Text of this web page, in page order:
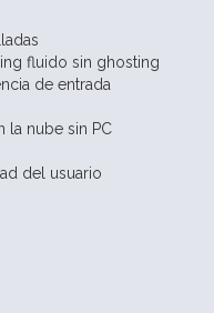
fluido sin ghosting
de entrada
la nube sin PC
del usuario